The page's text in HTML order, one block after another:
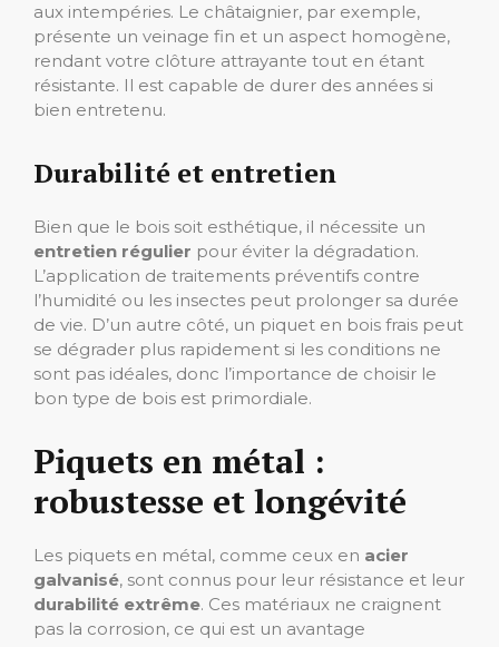
aux intempéries. Le châtaignier, par exemple,
présente un veinage fin et un aspect homogène,
rendant votre clôture attrayante tout en étant
résistante. Il est capable de durer des années si
bien entretenu.
Durabilité et entretien
Bien que le bois soit esthétique, il nécessite un
entretien régulier pour éviter la dégradation.
L’application de traitements préventifs contre
l’humidité ou les insectes peut prolonger sa durée
de vie. D’un autre côté, un piquet en bois frais peut
se dégrader plus rapidement si les conditions ne
sont pas idéales, donc l’importance de choisir le
bon type de bois est primordiale.
Piquets en métal :
robustesse et longévité
Les piquets en métal, comme ceux en acier
galvanisé, sont connus pour leur résistance et leur
durabilité extrême. Ces matériaux ne craignent
pas la corrosion, ce qui est un avantage